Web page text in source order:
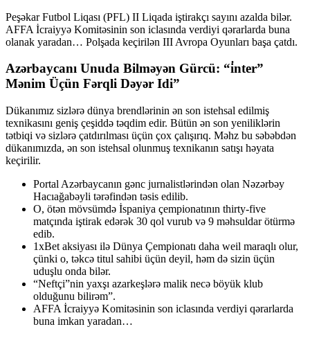
Peşəkar Futbol Liqası (PFL) II Liqada iştirakçı sayını azalda bilər.
AFFA İcraiyyə Komitəsinin son iclasında verdiyi qərarlarda buna
olanak yaradan… Polşada keçirilən III Avropa Oyunları başa çatdı.
Azərbaycanı Unuda Bilməyən Gürcü: “i̇nter”
Mənim Üçün Fərqli Dəyər Idi”
Dükanımız sizlərə dünya brendlərinin ən son istehsal edilmiş
texnikasını geniş çeşiddə təqdim edir. Bütün ən son yeniliklərin
tətbiqi və sizlərə çatdırılması üçün çox çalışırıq. Məhz bu səbəbdən
dükanımızda, ən son istehsal olunmuş texnikanın satışı həyata
keçirilir.
Portal Azərbaycanın gənc jurnalistlərindən olan Nəzərbəy
Hacıağabəyli tərəfindən təsis edilib.
O, ötən mövsümdə İspaniya çempionatının thirty-five
matçında iştirak edərək 30 qol vurub və 9 məhsuldar ötürmə
edib.
1xBet aksiyası ilə Dünya Çempionatı daha weil maraqlı olur,
çünki o, təkcə titul sahibi üçün deyil, həm də sizin üçün
uduşlu onda bilər.
“Neftçi”nin yaxşı azarkeşlərə malik necə böyük klub
olduğunu bilirəm”.
AFFA İcraiyyə Komitəsinin son iclasında verdiyi qərarlarda
buna imkan yaradan…